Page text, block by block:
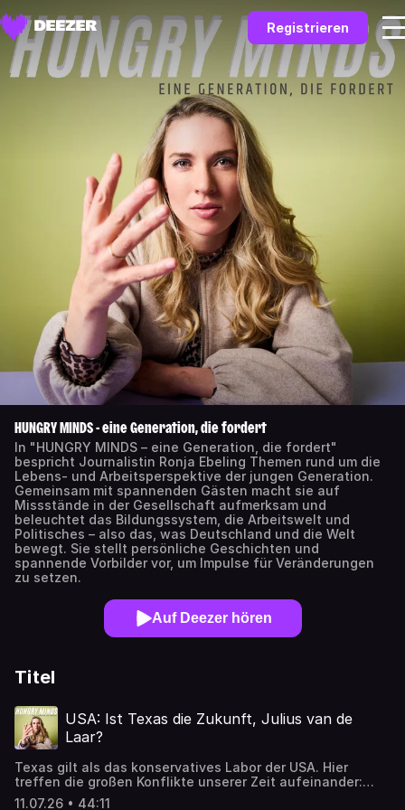
Registrieren
HUNGRY MINDS - eine Generation, die fordert
In "HUNGRY MINDS – eine Generation, die fordert"
bespricht Journalistin Ronja Ebeling Themen rund um die
Lebens- und Arbeitsperspektive der jungen Generation.
Gemeinsam mit spannenden Gästen macht sie auf
Missstände in der Gesellschaft aufmerksam und
beleuchtet das Bildungssystem, die Arbeitswelt und
Politisches – also das, was Deutschland und die Welt
bewegt. Sie stellt persönliche Geschichten und
spannende Vorbilder vor, um Impulse für Veränderungen
zu setzen.
Auf Deezer hören
Titel
USA: Ist Texas die Zukunft, Julius van de
Laar?
Texas gilt als das konservatives Labor der USA. Hier
treffen die großen Konflikte unserer Zeit aufeinander:
Migration, Religion, Bildung, Kulturkampf und die Frage,
11.07.26 • 44:11